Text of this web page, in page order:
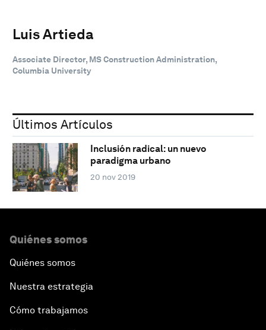
Luis Artieda
Associate Director, MS Construction Administration,
Columbia University
Últimos Artículos
Inclusión radical: un nuevo
paradigma urbano
20 nov 2019
Quiénes somos
Quiénes somos
Nuestra estrategia
Cómo trabajamos